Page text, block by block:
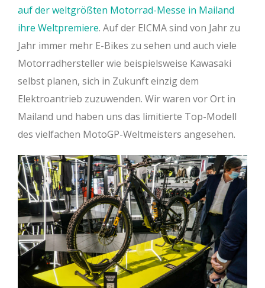
auf der weltgrößten Motorrad-Messe in Mailand
ihre Weltpremiere. Auf der EICMA sind von Jahr zu
Jahr immer mehr E-Bikes zu sehen und auch viele
Motorradhersteller wie beispielsweise Kawasaki
selbst planen, sich in Zukunft einzig dem
Elektroantrieb zuzuwenden. Wir waren vor Ort in
Mailand und haben uns das limitierte Top-Modell
des vielfachen MotoGP-Weltmeisters angesehen.